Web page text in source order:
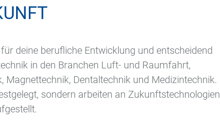
deine berufliche Entwicklung und entscheidend
in den Branchen Luft- und Raumfahrt,
Magnettechnik, Dentaltechnik und Medizintechnik.
sondern arbeiten an Zukunftstechnologien